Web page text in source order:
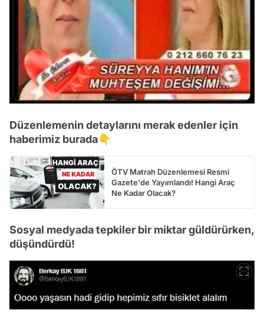
Düzenlemenin detaylarını merak edenler için
haberimiz burada👇
ÖTV Matrah Düzenlemesi Resmi
Gazete'de Yayımlandı! Hangi Araç
Ne Kadar Olacak?
Sosyal medyada tepkiler bir miktar güldürürken,
düşündürdü!